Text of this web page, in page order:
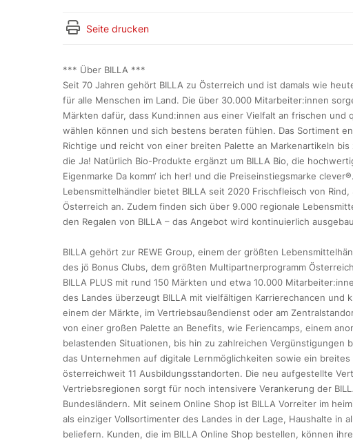
Seite drucken
*** Über BILLA ***
Seit 70 Jahren gehört BILLA zu Österreich und ist damals wie
für alle Menschen im Land. Die über 30.000 Mitarbeiter:innen
Märkten dafür, dass Kund:innen aus einer Vielfalt an frischen und
wählen können und sich bestens beraten fühlen. Das Sortiment
Richtige und reicht von einer breiten Palette an Markenartikeln
die Ja! Natürlich Bio-Produkte ergänzt um BILLA Bio, die
Eigenmarke Da komm‘ ich her! und die Preiseinstiegsmarke
Lebensmittelhändler bietet BILLA seit 2020 Frischfleisch von
Österreich an. Zudem finden sich über 9.000 regionale
den Regalen von BILLA – das Angebot wird kontinuierlich
BILLA gehört zur REWE Group, einem der größten
des jö Bonus Clubs, dem größten Multipartnerprogramm
BILLA PLUS mit rund 150 Märkten und etwa 10.000
des Landes überzeugt BILLA mit vielfältigen Karrierechancen und
einem der Märkte, im Vertriebsaußendienst oder am
von einer großen Palette an Benefits, wie Feriencamps, einem
belastenden Situationen, bis hin zu zahlreichen Vergünstigungen
das Unternehmen auf digitale Lernmöglichkeiten sowie ein
österreichweit 11 Ausbildungsstandorten. Die neu aufgestellte
Vertriebsregionen sorgt für noch intensivere Verankerung der
Bundesländern. Mit seinem Online Shop ist BILLA Vorreiter im
als einziger Vollsortimenter des Landes in der Lage, Haushalte in
beliefern. Kunden, die im BILLA Online Shop bestellen, können